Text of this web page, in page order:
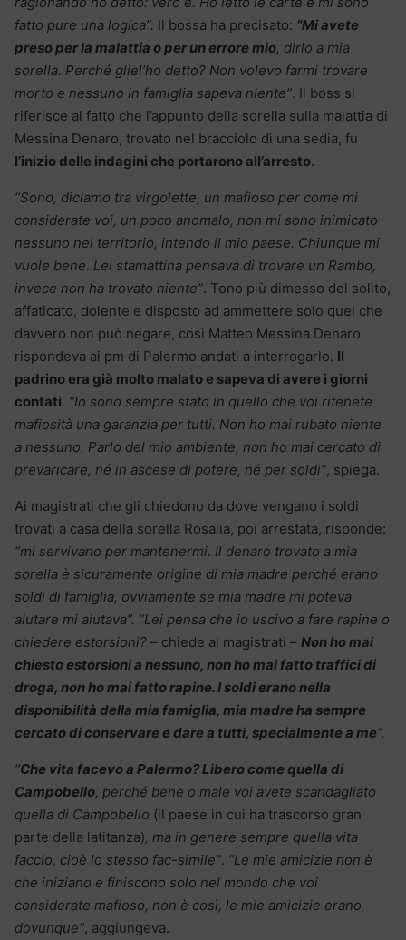
fatto pure una logica”. Il bossa ha precisato: “Mi avete
preso per la malattia o per un errore mio, dirlo a mia
sorella. Perché gliel’ho detto? Non volevo farmi trovare
morto e nessuno in famiglia sapeva niente”. Il boss si
riferisce al fatto che l’appunto della sorella sulla malattia di
Messina Denaro, trovato nel bracciolo di una sedia, fu
l’inizio delle indagini che portarono all’arresto.
“Sono, diciamo tra virgolette, un mafioso per come mi
considerate voi, un poco anomalo, non mi sono inimicato
nessuno nel territorio, intendo il mio paese. Chiunque mi
vuole bene. Lei stamattina pensava di trovare un Rambo,
invece non ha trovato niente”. Tono più dimesso del solito,
affaticato, dolente e disposto ad ammettere solo quel che
davvero non può negare, così Matteo Messina Denaro
rispondeva ai pm di Palermo andati a interrogarlo. Il
padrino era già molto malato e sapeva di avere i giorni
contati. “Io sono sempre stato in quello che voi ritenete
mafiosità una garanzia per tutti. Non ho mai rubato niente
a nessuno. Parlo del mio ambiente, non ho mai cercato di
prevaricare, né in ascese di potere, né per soldi”, spiega.
Ai magistrati che gli chiedono da dove vengano i soldi
trovati a casa della sorella Rosalia, poi arrestata, risponde:
“mi servivano per mantenermi. Il denaro trovato a mia
sorella è sicuramente origine di mia madre perché erano
soldi di famiglia, ovviamente se mia madre mi poteva
aiutare mi aiutava”. “Lei pensa che io uscivo a fare rapine o
chiedere estorsioni? – chiede ai magistrati – Non ho mai
chiesto estorsioni a nessuno, non ho mai fatto traffici di
droga, non ho mai fatto rapine. I soldi erano nella
disponibilità della mia famiglia, mia madre ha sempre
cercato di conservare e dare a tutti, specialmente a me“.
“Che vita facevo a Palermo? Libero come quella di
Campobello, perché bene o male voi avete scandagliato
quella di Campobello (il paese in cui ha trascorso gran
parte della latitanza), ma in genere sempre quella vita
faccio, cioè lo stesso fac-simile”. “Le mie amicizie non è
che iniziano e finiscono solo nel mondo che voi
considerate mafioso, non è così, le mie amicizie erano
dovunque”, aggiungeva.